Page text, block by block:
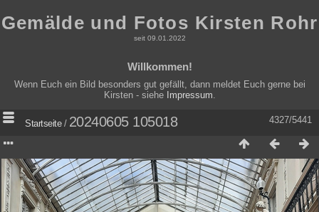
Gemälde und Fotos Kirsten Rohr
seit 09.01.2022
Willkommen!
Wenn Euch ein Bild besonders gut gefällt, dann meldet Euch gerne bei
Kirsten - siehe Impressum
4327/5441
Startseite/ 20240605 105018